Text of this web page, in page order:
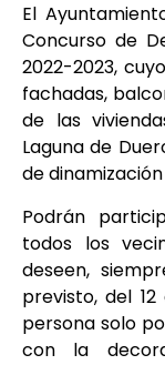
El
Concurso de
2022-2023,
fachadas,
de las
Laguna de
de
Podrán
todos los
deseen,
previsto, del
persona solo
con la